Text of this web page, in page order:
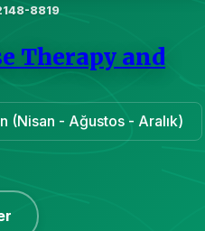
8819
Therapy and
(Nisan - Ağustos - Aralık)